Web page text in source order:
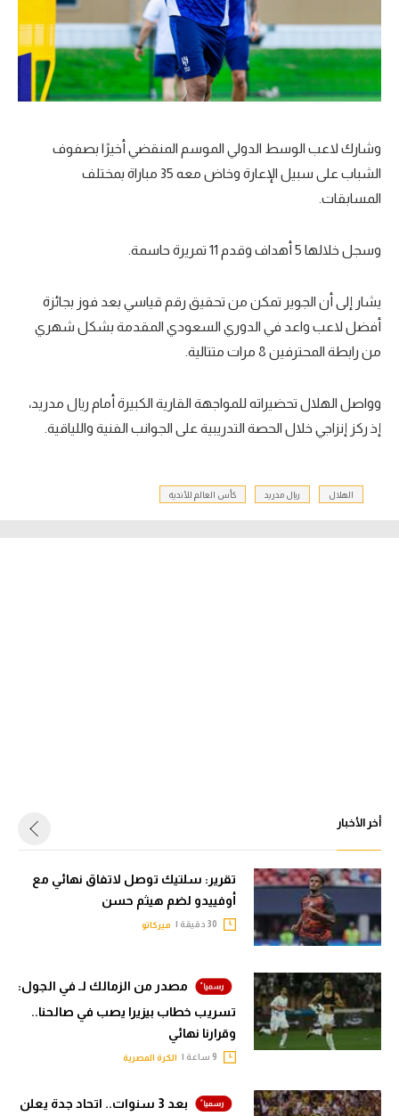
فيديو في الجول
وشارك لاعب الوسط الدولي الموسم المنقضي أخيرًا بصفوف
الشباب على سبيل الإعارة وخاض معه 35 مباراة بمختلف
المسابقات.
وسجل خلالها 5 أهداف وقدم 11 تمريرة حاسمة.
يشار إلى أن الجوير تمكن من تحقيق رقم قياسي بعد فوز بجائزة
أفضل لاعب واعد في الدوري السعودي المقدمة بشكل شهري
من رابطة المحترفين 8 مرات متتالية.
وواصل الهلال تحضيراته للمواجهة القارية الكبيرة أمام ريال مدريد،
إذ ركز إنزاجي خلال الحصة التدريبية على الجوانب الفنية واللياقية.
الهلال ريال مدريد كأس العالم للأندية
أخر الأخبار
تقرير: سلتيك توصل لاتفاق نهائي مع
أوفييدو لضم هيثم حسن
ميركاتو
مصدر من الزمالك لـ في الجول:
تسريب خطاب بيزيرا يصب في صالحنا..
وقرارنا نهائي
الكرة المصرية
بعد 3 سنوات.. اتحاد جدة يعلن